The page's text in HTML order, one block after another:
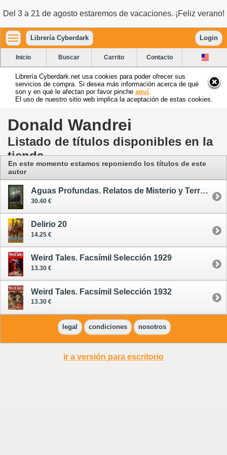
Del 3 a 21 de agosto estaremos de vacaciones. ¡Feliz verano!
Librería Cyberdark Login
Inicio Buscar Carrito Contacto
Librería Cyberdark.net usa cookies para poder ofrecer sus
servicios de compra. Si desea más información acerca de qué
son y en qué le afectan por favor pinche aquí
El uso de nuestro sitio web implica la aceptación de estas cookies.
Donald Wandrei
Listado de títulos disponibles en la
tienda
En este momento estamos reponiendo los títulos de este
autor
Aguas Profundas. Relatos de Misterio y Terror en el Mar
30.40 €
Delirio 20
14.25 €
Weird Tales. Facsímil Selección 1929
13.30 €
Weird Tales. Facsímil Selección 1932
13.30 €
legal condiciones nosotros
ir a versión para escritorio